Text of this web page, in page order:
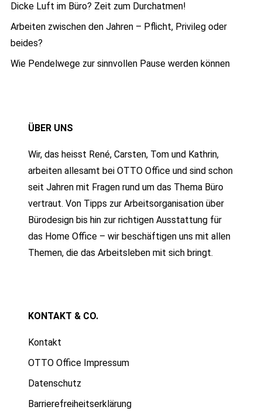
Dicke Luft im Büro? Zeit zum Durchatmen!
Arbeiten zwischen den Jahren – Pflicht, Privileg oder
beides?
Wie Pendelwege zur sinnvollen Pause werden können
ÜBER UNS
Wir, das heisst René, Carsten, Tom und Kathrin,
arbeiten allesamt bei OTTO Office und sind schon
seit Jahren mit Fragen rund um das Thema Büro
vertraut. Von Tipps zur Arbeitsorganisation über
Bürodesign bis hin zur richtigen Ausstattung für
das Home Office – wir beschäftigen uns mit allen
Themen, die das Arbeitsleben mit sich bringt.
KONTAKT & CO.
Kontakt
OTTO Office Impressum
Datenschutz
Barrierefreiheitserklärung